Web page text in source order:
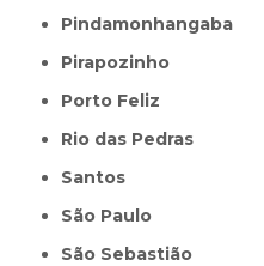
Pindamonhangaba
Pirapozinho
Porto Feliz
Rio das Pedras
Santos
São Paulo
São Sebastião